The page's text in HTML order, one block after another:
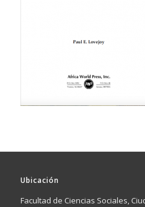
Ubicación
Facultad de Ciencias Sociales,